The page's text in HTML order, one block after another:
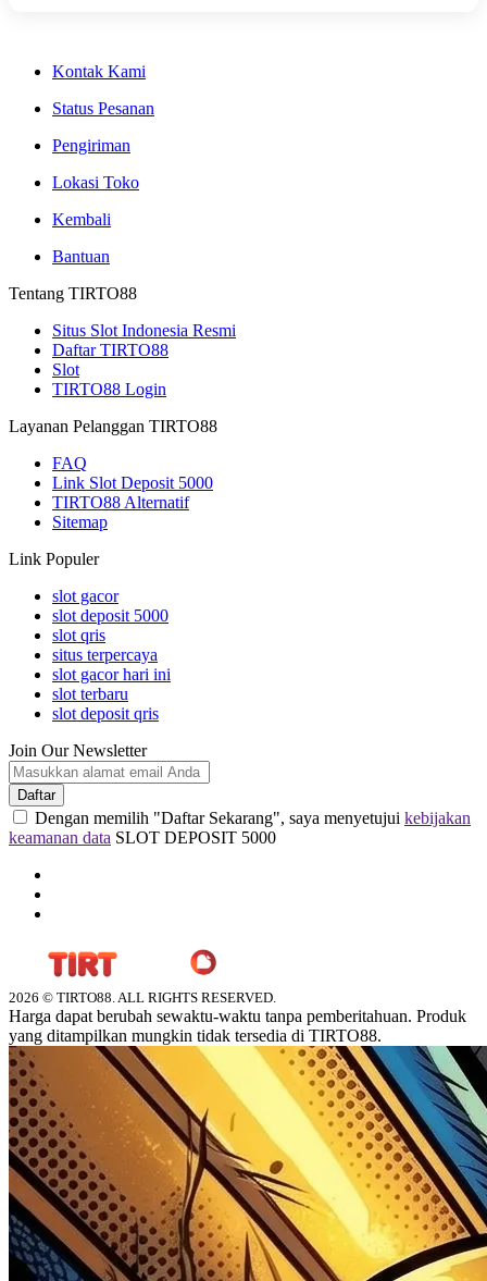
Kontak Kami
Status Pesanan
Pengiriman
Lokasi Toko
Kembali
Bantuan
Tentang TIRTO88
Situs Slot Indonesia Resmi
Daftar TIRTO88
Slot
TIRTO88 Login
Layanan Pelanggan TIRTO88
FAQ
Link Slot Deposit 5000
TIRTO88 Alternatif
Sitemap
Link Populer
slot gacor
slot deposit 5000
slot qris
situs terpercaya
slot gacor hari ini
slot terbaru
slot deposit qris
Join Our Newsletter
Daftar
Dengan memilih "Daftar Sekarang", saya menyetujui kebijakan
keamanan data SLOT DEPOSIT 5000
2026 © TIRTO88. ALL RIGHTS RESERVED.
Harga dapat berubah sewaktu-waktu tanpa pemberitahuan. Produk
yang ditampilkan mungkin tidak tersedia di TIRTO88.